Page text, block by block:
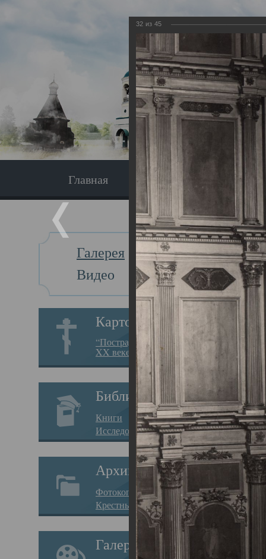
Главная Экскурсия
Галерея
Видео
Картотека
“Пострадавшие за веру в
XX веке на Севере”
Библиотека
Книги
Исследования
Архив
Фотокопии дел
Крестные ходы
Галерея
Главная
32 из 45